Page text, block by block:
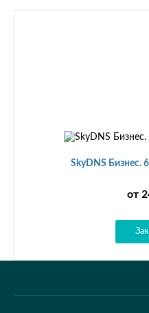
SkyDNS Бизнес.
от